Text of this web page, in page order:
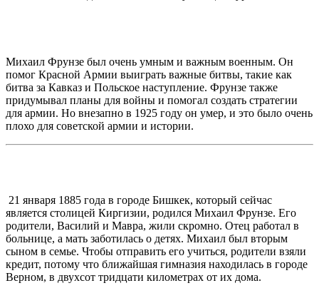
Михаил Фрунзе был очень умным и важным военным. Он
помог Красной Армии выиграть важные битвы, такие как
битва за Кавказ и Польское наступление. Фрунзе также
придумывал планы для войны и помогал создать стратегии
для армии. Но внезапно в 1925 году он умер, и это было очень
плохо для советской армии и истории.
21 января 1885 года в городе Бишкек, который сейчас
является столицей Киргизии, родился Михаил Фрунзе. Его
родители, Василий и Мавра, жили скромно. Отец работал в
больнице, а мать заботилась о детях. Михаил был вторым
сыном в семье. Чтобы отправить его учиться, родители взяли
кредит, потому что ближайшая гимназия находилась в городе
Верном, в двухсот тридцати километрах от их дома.